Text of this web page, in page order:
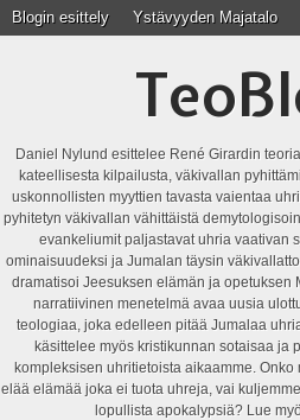
Blogin esittely Ystävyyden Majatalo
Daniel Nylund esittelee René Girardin
kateellisesta kilpailusta, väkivallan
uskonnollisten myyttien tavasta vaientaa
pyhitetyn väkivallan vähittäistä
evankeliumit paljastavat uhria vaativan
ominaisuudeksi ja Jumalan täysin
dramatisoi Jeesuksen elämän ja opetuksen
narratiivinen menetelmä avaa uusia
teologiaa, joka edelleen pitää Jumalaa
käsittelee myös kristikunnan sotaisaa ja
kompleksisen uhritietoista aikaamme.
elää elämää joka ei tuota uhreja, vai
lopullista apokalypsiä? Lue